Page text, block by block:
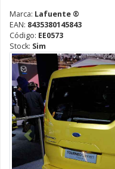
Marca: Lafuente ®
EAN: 8435380145843
Código: EE0573
Stock: Sim
Anterior